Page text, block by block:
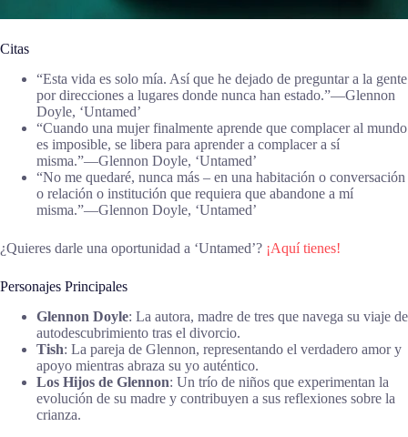
Citas
“Esta vida es solo mía. Así que he dejado de preguntar a la gente
por direcciones a lugares donde nunca han estado.”―Glennon
Doyle, ‘Untamed’
“Cuando una mujer finalmente aprende que complacer al mundo
es imposible, se libera para aprender a complacer a sí
misma.”―Glennon Doyle, ‘Untamed’
“No me quedaré, nunca más – en una habitación o conversación
o relación o institución que requiera que abandone a mí
misma.”―Glennon Doyle, ‘Untamed’
¿Quieres darle una oportunidad a ‘Untamed’? ¡Aquí tienes!
Personajes Principales
Glennon Doyle: La autora, madre de tres que navega su viaje de
autodescubrimiento tras el divorcio.
Tish: La pareja de Glennon, representando el verdadero amor y
apoyo mientras abraza su yo auténtico.
Los Hijos de Glennon: Un trío de niños que experimentan la
evolución de su madre y contribuyen a sus reflexiones sobre la
crianza.